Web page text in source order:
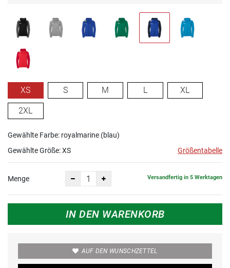
XS S M L XL
2XL
Gewählte Farbe: royalmarine (blau)
Gewählte Größe:XS Größentabelle
Menge Versandfertig in 5 Werktagen
IN DEN WARENKORB
AUF DEN WUNSCHZETTEL